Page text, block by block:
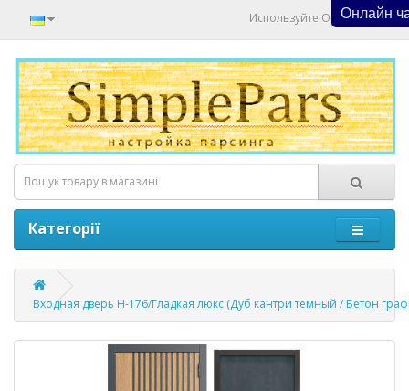
Используйте Онлайн Чат
Категорії
Входная дверь Н-176/Гладкая люкс (Дуб кантри темный / Бетон
Онлайн